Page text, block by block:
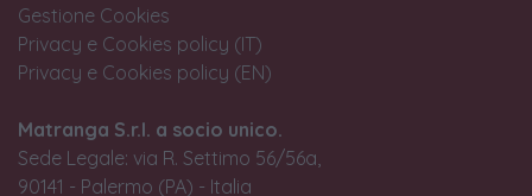
Gestione Cookies
Privacy e Cookies policy (IT)
Privacy e Cookies policy (EN)
Matranga S.r.l. a socio unico.
Sede Legale: via R. Settimo 56/56a,
90141 - Palermo (PA) - Italia